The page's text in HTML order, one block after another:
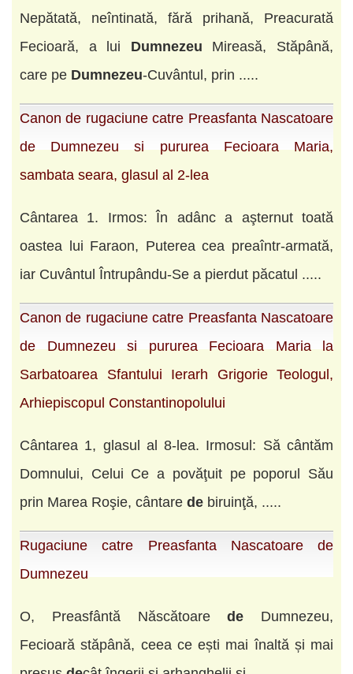
Nepătată, neîntinată, fără prihană, Preacurată
Fecioară, a lui Dumnezeu Mireasă, Stăpână,
care pe Dumnezeu-Cuvântul, prin .....
Canon de rugaciune catre Preasfanta Nascatoare
de Dumnezeu si pururea Fecioara Maria,
sambata seara, glasul al 2-lea
Cântarea 1. Irmos: În adânc a aşternut toată
oastea lui Faraon, Puterea cea preaîntr-armată,
iar Cuvântul Întrupându-Se a pierdut păcatul .....
Canon de rugaciune catre Preasfanta Nascatoare
de Dumnezeu si pururea Fecioara Maria la
Sarbatoarea Sfantului Ierarh Grigorie Teologul,
Arhiepiscopul Constantinopolului
Cântarea 1, glasul al 8-lea. Irmosul: Să cântăm
Domnului, Celui Ce a povăţuit pe poporul Său
prin Marea Roşie, cântare de biruinţă, .....
Rugaciune catre Preasfanta Nascatoare de
Dumnezeu
O, Preasfântă Născătoarede Dum­ne­zeu,
Fecioară stăpână, ceea ce ești mai înaltă și mai